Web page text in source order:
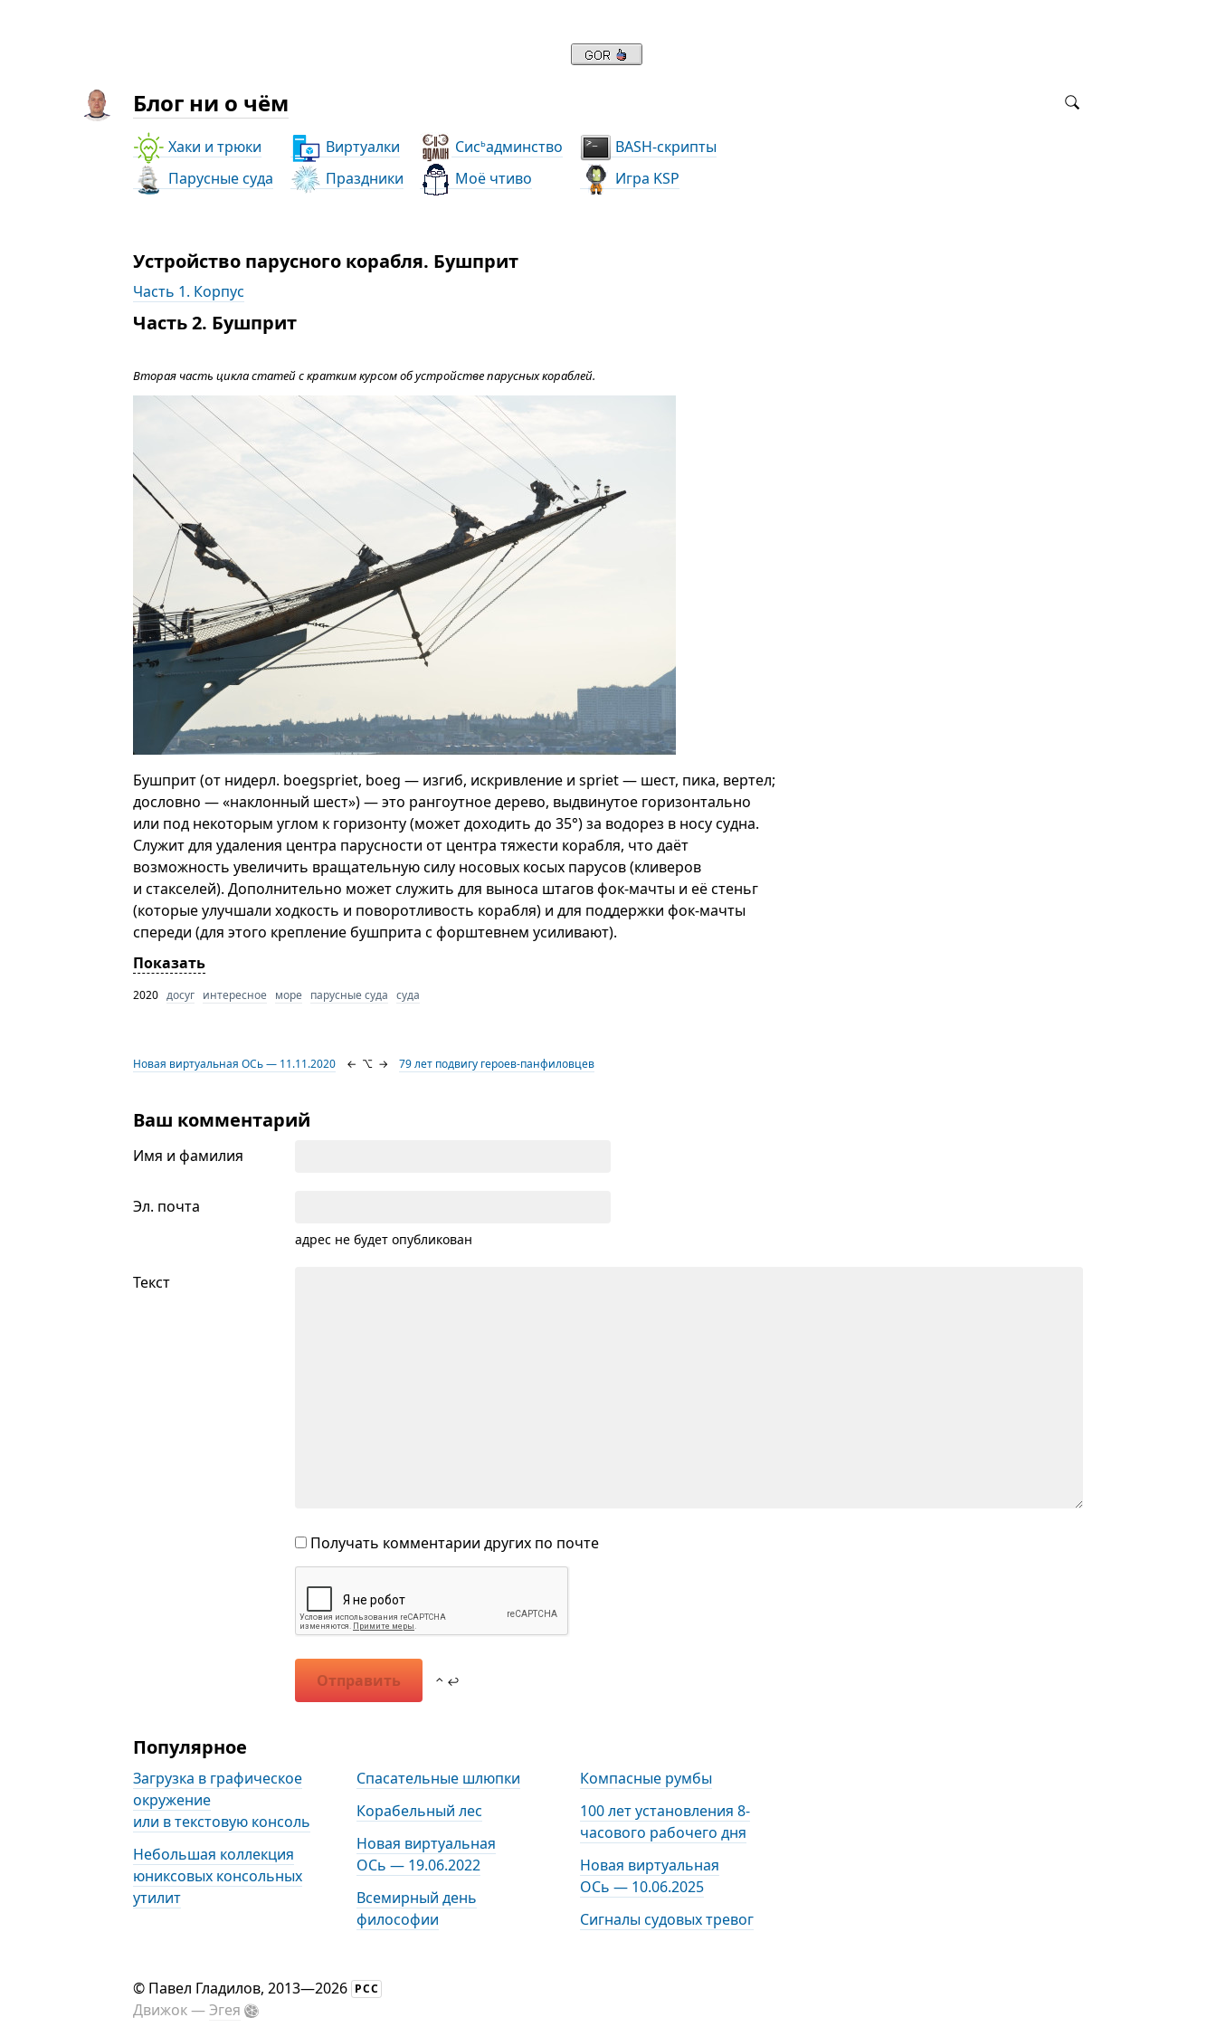
Блог ни о чём
Хаки и трюки Виртуалки Сисьадминство
BASH-скрипты
Парусные суда
Праздники Моё чтиво Игра KSP
Устройство парусного корабля. Бушприт
Часть 1. Корпус
Часть 2. Бушприт
Вторая часть цикла статей с кратким курсом об устройстве парусных кораблей.
Бушприт (от нидерл. boegspriet, boeg — изгиб, искривление и spriet — шест, пика, вертел;
дословно — «наклонный шест») — это рангоутное дерево, выдвинутое горизонтально
или под некоторым углом к горизонту (может доходить до 35°) за водорез в носу судна.
Служит для удаления центра парусности от центра тяжести корабля, что даёт
возможность увеличить вращательную силу носовых косых парусов (кливеров
и стакселей). Дополнительно может служить для выноса штагов фок-мачты и её стеньг
(которые улучшали ходкость и поворотливость корабля) и для поддержки фок-мачты
спереди (для этого крепление бушприта с форштевнем усиливают).
Показать
2020 досуг интересное море парусные суда суда
Новая виртуальная ОСь — 11.11.2020 ← ⌥ → 79 лет подвигу героев-панфиловцев
Ваш комментарий
Имя и фамилия
Эл. почта
адрес не будет опубликован
Текст
Получать комментарии других по почте
Отправить ⌃ ↩
Популярное
Загрузка в графическое
окружение
или в текстовую консоль
Небольшая коллекция
юниксовых консольных
утилит
Спасательные шлюпки
Корабельный лес
Новая виртуальная
ОСь — 19.06.2022
Всемирный день
философии
Компасные румбы
100 лет установления 8-
часового рабочего дня
Новая виртуальная
ОСь — 10.06.2025
Сигналы судовых тревог
© Павел Гладилов, 2013—2026 РСС
Движок —Эгея